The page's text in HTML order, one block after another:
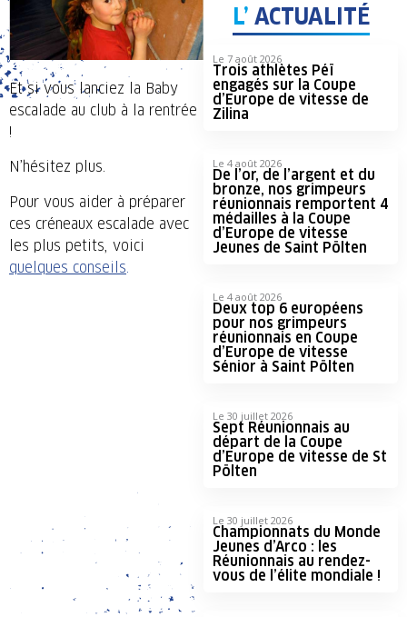
Et si vous lanciez la Baby
escalade au club à la rentrée
!
N’hésitez plus.
Pour vous aider à préparer
ces créneaux escalade avec
les plus petits, voici
quelques conseils.
L’ ACTUALITÉ
Le 7 août 2026
Trois athlètes Péï
engagés sur la Coupe
d’Europe de vitesse de
Zilina
Le 4 août 2026
De l’or, de l’argent et du
bronze, nos grimpeurs
réunionnais remportent 4
médailles à la Coupe
d’Europe de vitesse
Jeunes de Saint Pölten
Le 4 août 2026
Deux top 6 européens
pour nos grimpeurs
réunionnais en Coupe
d’Europe de vitesse
Sénior à Saint Pölten
Le 30 juillet 2026
Sept Réunionnais au
départ de la Coupe
d’Europe de vitesse de St
Pölten
Le 30 juillet 2026
Championnats du Monde
Jeunes d’Arco : les
Réunionnais au rendez-
vous de l’élite mondiale !